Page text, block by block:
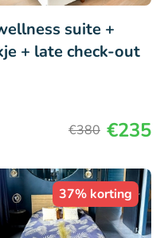
suite +
+ late check-out
€380 €235
37% korting